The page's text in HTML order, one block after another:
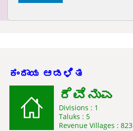
ಕಂದಾಯ ಆಡಳಿತ
ರೆವೆನುಎ
Divisions : 1
Taluks : 5
Revenue Villages : 823